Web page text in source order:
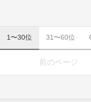
1〜30位 31〜60位
前のページ